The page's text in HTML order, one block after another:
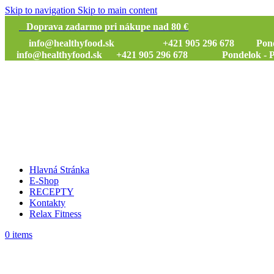
Skip to navigation Skip to main content
Doprava zadarmo pri nákupe nad 80 €
info@healthyfood.sk
+421 905 296 678
info@healthyfood.sk
+421 905 296 678 Pondelok -
Hlavná Stránka
E-Shop
RECEPTY
Kontakty
Relax Fitness
0 items